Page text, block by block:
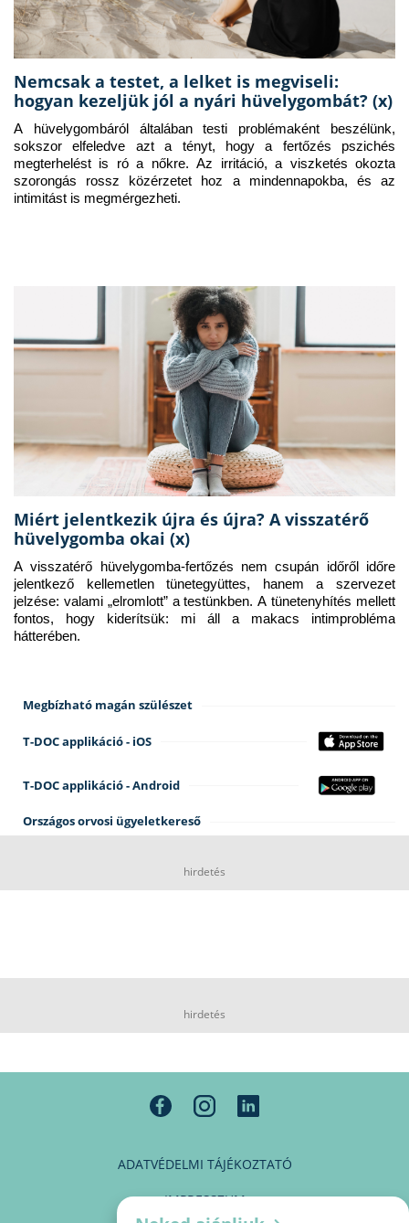
Nemcsak a testet, a lelket is megviseli:
hogyan kezeljük jól a nyári hüvelygombát? (x)
A hüvelygombáról általában testi problémaként beszélünk,
sokszor elfeledve azt a tényt, hogy a fertőzés pszichés
megterhelést is ró a nőkre. Az irritáció, a viszketés okozta
szorongás rossz közérzetet hoz a mindennapokba, és az
intimitást is megmérgezheti.
Miért jelentkezik újra és újra? A visszatérő
hüvelygomba okai (x)
A visszatérő hüvelygomba-fertőzés nem csupán időről időre
jelentkező kellemetlen tünetegyüttes, hanem a szervezet
jelzése: valami „elromlott” a testünkben. A tünetenyhítés mellett
fontos, hogy kiderítsük: mi áll a makacs intimprobléma
hátterében.
Megbízható magán szülészet
T-DOC applikáció - iOS
T-DOC applikáció - Android
Országos orvosi ügyeletkereső
hirdetés
hirdetés
ADATVÉDELMI TÁJÉKOZTATÓ
IMPRESSZUM